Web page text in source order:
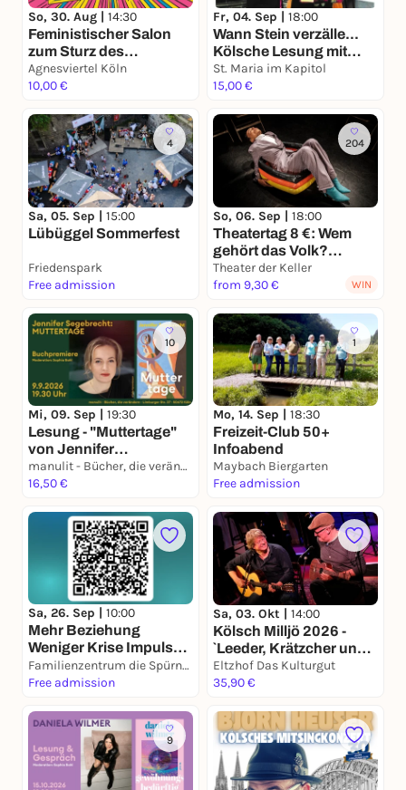
So, 30. Aug | 14:30
Feministischer Salon
zum Sturz des
Patriarchats
Agnesviertel Köln
10,00 €
Fr, 04. Sep | 18:00
Wann Stein verzälle...
Kölsche Lesung mit
musikalischer
Begleitung
St. Maria im Kapitol
15,00 €
4
Sa, 05. Sep | 15:00
Lübüggel Sommerfest
Friedenspark
Free admission
204
So, 06. Sep | 18:00
Theatertag 8 €: Wem
gehört das Volk?
(Uraufführung)
Theater der Keller
from 9,30 €
WIN
10
Mi, 09. Sep | 19:30
Lesung - "Muttertage"
von Jennifer
Segebrecht
manulit - Bücher, die verändern
16,50 €
1
Mo, 14. Sep | 18:30
Freizeit-Club 50+
Infoabend
Maybach Biergarten
Free admission
Sa, 26. Sep | 10:00
Mehr Beziehung
Weniger Krise Impulse
für ein gutes
Miteinander
Familienzentrum die Spürnasen
Free admission
Sa, 03. Okt | 14:00
Kölsch Milljö 2026 -
`Leeder, Krätzcher un
Verzällcher`
Eltzhof Das Kulturgut
35,90 €
9